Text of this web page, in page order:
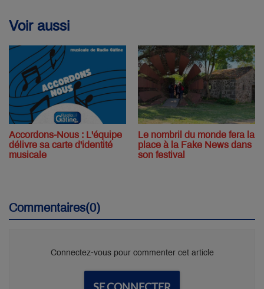
Voir aussi
Accordons-Nous : L'équipe
délivre sa carte d'identité
musicale
Le nombril du monde fera la
place à la Fake News dans
son festival
Commentaires(0)
Connectez-vous pour commenter cet article